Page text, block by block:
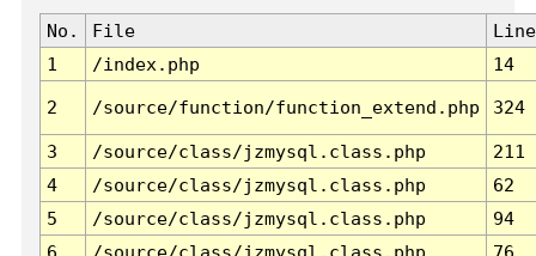
No. File
Line
1
/index.php 14
2 /source/function/function_extend.php 324
3 /source/class/jzmysql.class.php
211
4
/source/class/jzmysql.class.php
62
5
/source/class/jzmysql.class.php
94
6
/source/class/jzmysql.class.php 76